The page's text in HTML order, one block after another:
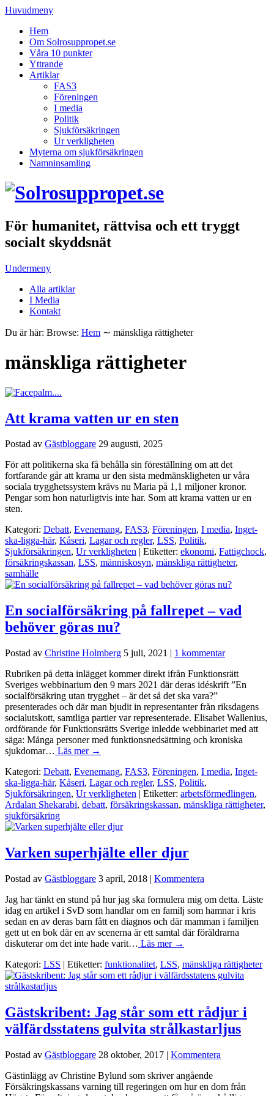
Huvudmeny
Hem
Om Solrosuppropet.se
Våra 10 punkter
Yttrande
Artiklar
FAS3
Föreningen
I media
Politik
Sjukförsäkringen
Ur verkligheten
Myterna om sjukförsäkringen
Namninsamling
För humanitet, rättvisa och ett tryggt
socialt skyddsnät
Undermeny
Alla artiklar
I Media
Kontakt
Du är här: Browse: Hem ∼ mänskliga rättigheter
mänskliga rättigheter
Att krama vatten ur en sten
Postad av Gästbloggare 29 augusti, 2025
För att politikerna ska få behålla sin föreställning om att det
fortfarande går att krama ur den sista medmänskligheten ur våra
sociala trygghetssystem krävs nu Maria på 1,1 miljoner kronor.
Pengar som hon naturligtvis inte har. Som att krama vatten ur en
sten.
Kategori: Debatt, Evenemang, FAS3, Föreningen, I media, Inget-
ska-ligga-här, Kåseri, Lagar och regler, LSS, Politik,
Sjukförsäkringen, Ur verkligheten | Etiketter: ekonomi, Fattigchock,
försäkringskassan, LSS, människosyn, mänskliga rättigheter,
samhälle
En socialförsäkring på fallrepet – vad
behöver göras nu?
Postad av Christine Holmberg 5 juli, 2021 | 1 kommentar
Rubriken på detta inlägget kommer direkt ifrån Funktionsrätt
Sveriges webbinarium den 9 mars 2021 där deras idéskrift ”En
socialförsäkring utan trygghet – är det så det ska vara?”
presenterades och där man bjudit in representanter från riksdagens
socialutskott, samtliga partier var representerade. Elisabet Wallenius,
ordförande för Funktionsrätts Sverige inledde webbinariet med att
säga: Många personer med funktionsnedsättning och kroniska
sjukdomar… Läs mer →
Kategori: Debatt, Evenemang, FAS3, Föreningen, I media, Inget-
ska-ligga-här, Kåseri, Lagar och regler, LSS, Politik,
Sjukförsäkringen, Ur verkligheten | Etiketter: arbetsförmedlingen,
Ardalan Shekarabi, debatt, försäkringskassan, mänskliga rättigheter,
sjukförsäkring
Varken superhjälte eller djur
Postad av Gästbloggare 3 april, 2018 | Kommentera
Jag har tänkt en stund på hur jag ska formulera mig om detta. Läste
idag en artikel i SvD som handlar om en familj som hamnar i kris
sedan en av deras barn fått en diagnos och där mamman i familjen
gett ut en bok där en av scenerna är ett samtal där föräldrarna
diskuterar om det inte hade varit… Läs mer →
Kategori: LSS | Etiketter: funktionalitet, LSS, mänskliga rättigheter
Gästskribent: Jag står som ett rådjur i
välfärdsstatens gulvita strålkastarljus
Postad av Gästbloggare 28 oktober, 2017 | Kommentera
Gästinlägg av Christine Bylund som skriver angående
Försäkringskassans varning till regeringen om hur en dom från